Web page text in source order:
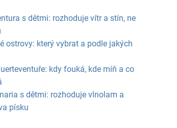
s dětmi: rozhoduje vítr a stín, ne
ostrovy: který vybrat a podle jakých
kdy fouká, kde míň a co
s dětmi: rozhoduje vlnolam a
písku